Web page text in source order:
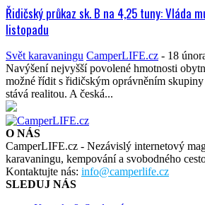
Řidičský průkaz sk. B na 4,25 tuny: Vláda
listopadu
Svět karavaningu CamperLIFE.cz - 18
Navýšení nejvyšší povolené hmotnosti
možné řídit s řidičským oprávněním
stává realitou. A česká...
O NÁS
CamperLIFE.cz - Nezávislý internetový
karavaningu, kempování a svobodného
Kontaktujte nás: info@camperlife.cz
SLEDUJ NÁS